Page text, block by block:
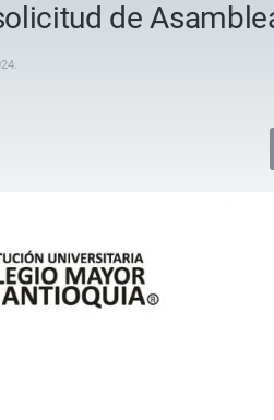
de
.